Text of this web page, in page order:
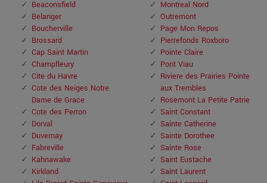
Beaconsfield
Belanger
Boucherville
Brossard
Cap Saint Martin
Champfleury
Cite du Havre
Cote des Neiges Notre
Dame de Grace
Cote des Perron
Dorval
Duvernay
Fabreville
Kahnawake
Kirkland
Montreal Nord
Outremont
Page Mon Repos
Pierrefonds Roxboro
Pointe Claire
Pont Viau
Riviere des Prairies Pointe
aux Trembles
Rosemont La Petite Patrie
Saint Constant
Sainte Catherine
Sainte Dorothee
Sainte Rose
Saint Eustache
Saint Laurent